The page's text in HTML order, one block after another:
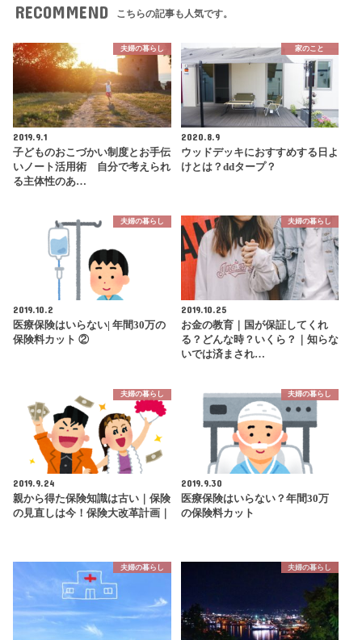
RECOMMEND こちらの記事も人気です。
夫婦の暮らし
2019.9.1
子どものおこづかい制度とお手伝
いノート活用術 自分で考えられ
る主体性のあ…
家のこと
2020.8.9
ウッドデッキにおすすめする日よ
けとは？ddタープ？
夫婦の暮らし
2019.10.2
医療保険はいらない| 年間30万の
保険料カット ②
夫婦の暮らし
2019.10.25
お金の教育｜国が保証してくれ
る？どんな時？いくら？｜知らな
いでは済まされ…
夫婦の暮らし
2019.9.24
親から得た保険知識は古い｜保険
の見直しは今！保険大改革計画｜
夫婦の暮らし
2019.9.30
医療保険はいらない？年間30万
の保険料カット
夫婦の暮らし 夫婦の暮らし